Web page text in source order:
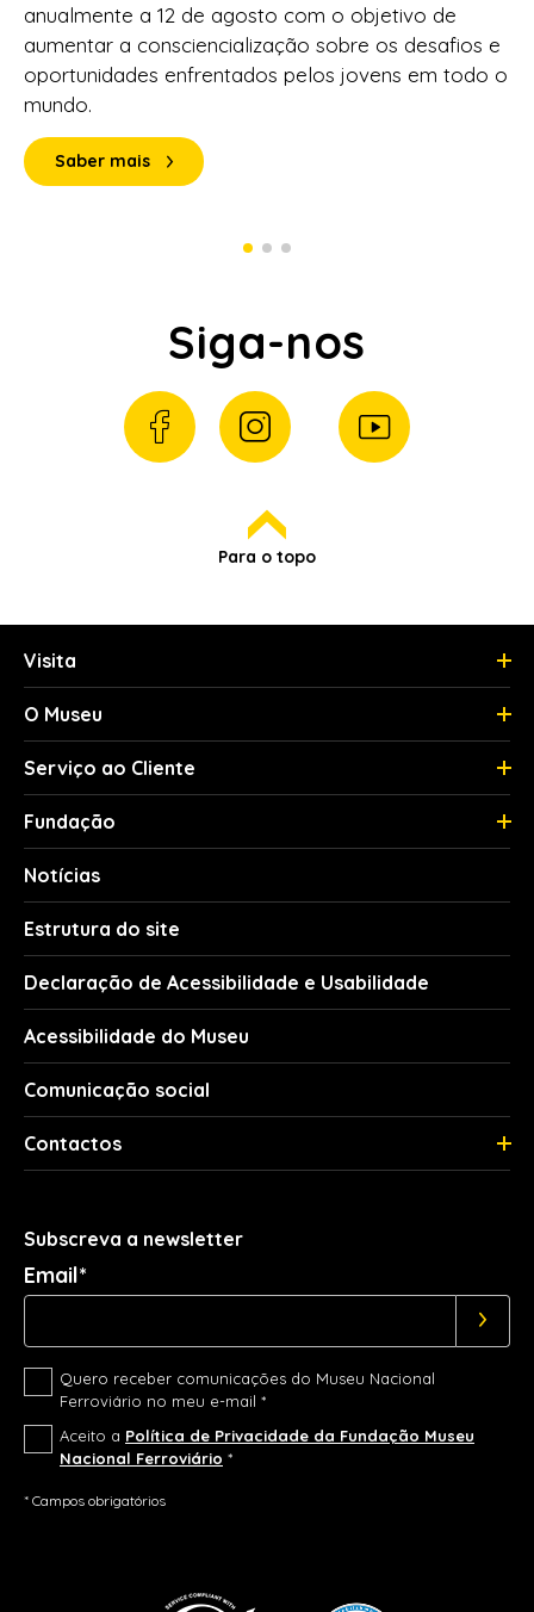
anualmente a 12 de agosto com o objetivo de
aumentar a consciencialização sobre os desafios e
oportunidades enfrentados pelos jovens em todo o
mundo.
Saber mais
Siga-nos
Para o topo
Visita
O Museu
Serviço ao Cliente
Fundação
Notícias
Estrutura do site
Declaração de Acessibilidade e Usabilidade
Acessibilidade do Museu
Comunicação social
Contactos
Subscreva a newsletter
Email*
Quero receber comunicações do Museu Nacional
Ferroviário no meu e-mail *
Aceito a Política de Privacidade da Fundação Museu
Nacional Ferroviário *
* Campos obrigatórios